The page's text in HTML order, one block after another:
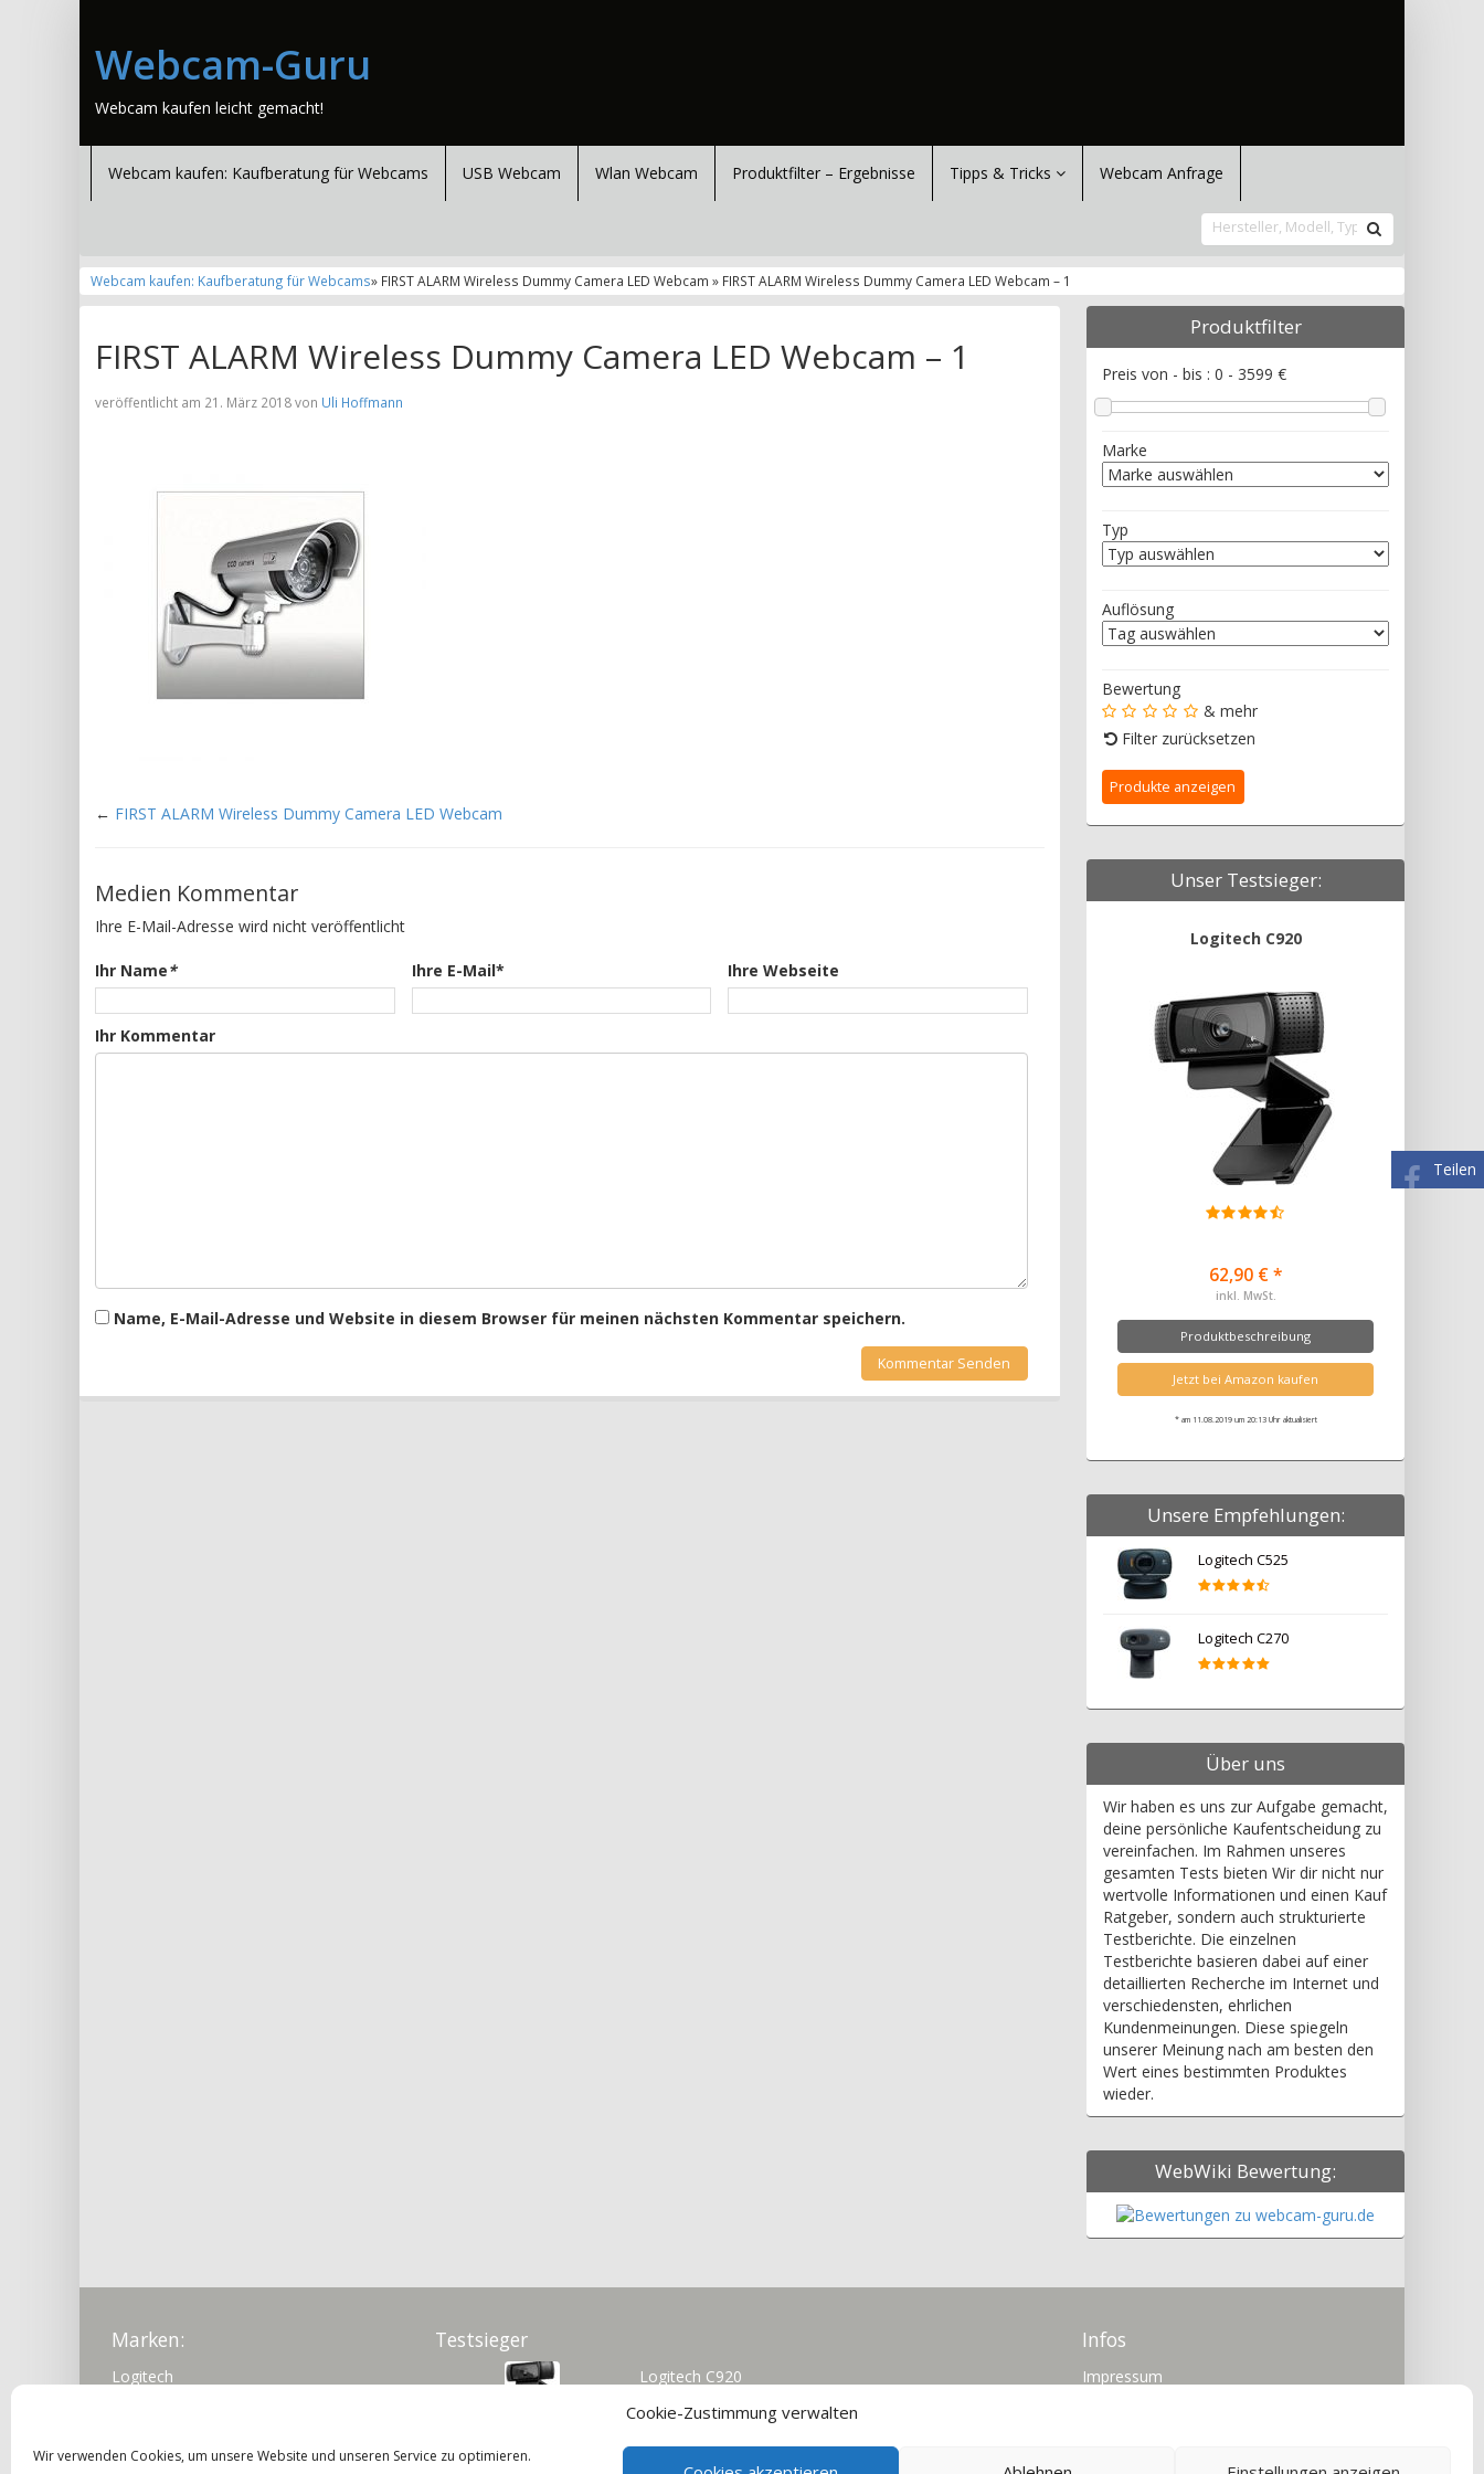
Cookie-Zustimmung verwalten
Wir verwenden Cookies, um unsere Website und unseren Service zu optimieren.
Webcam-Guru
Webcam kaufen leicht gemacht!
Webcam kaufen: Kaufberatung für Webcams USB Webcam Wlan Webcam Produktfilter – Ergebnisse Tipps & Tricks Webcam Anfrage
Webcam kaufen: Kaufberatung für Webcams» FIRST ALARM Wireless Dummy Camera LED Webcam » FIRST ALARM Wireless Dummy Camera LED Webcam – 1
Teilen
FIRST ALARM Wireless Dummy Camera LED Webcam – 1
veröffentlicht am 21. März 2018 von Uli Hoffmann
← FIRST ALARM Wireless Dummy Camera LED Webcam
Medien Kommentar
Ihre E-Mail-Adresse wird nicht veröffentlicht
Ihr Name* Ihre E-Mail* Ihre Webseite
Ihr Kommentar
Name, E-Mail-Adresse und Website in diesem Browser für meinen nächsten Kommentar speichern.
Produktfilter
Preis von - bis : 0 - 3599 €
Marke
Typ
Auflösung
Bewertung
& mehr
Filter zurücksetzen
Unser Testsieger:
Logitech C920
62,90 € *
inkl. MwSt.
Produktbeschreibung
Jetzt bei Amazon kaufen
* am 11.08.2019 um 20:13 Uhr aktualisiert
Unsere Empfehlungen:
Logitech C525
Logitech C270
Über uns
Wir haben es uns zur Aufgabe gemacht,
deine persönliche Kaufentscheidung zu
vereinfachen. Im Rahmen unseres
gesamten Tests bieten Wir dir nicht nur
wertvolle Informationen und einen Kauf
Ratgeber, sondern auch strukturierte
Testberichte. Die einzelnen
Testberichte basieren dabei auf einer
detaillierten Recherche im Internet und
verschiedensten, ehrlichen
Kundenmeinungen. Diese spiegeln
unserer Meinung nach am besten den
Wert eines bestimmten Produktes
wieder.
WebWiki Bewertung:
Marken:
Logitech
Testsieger
Logitech C920
Preis-Leistungssieger
Infos
Impressum